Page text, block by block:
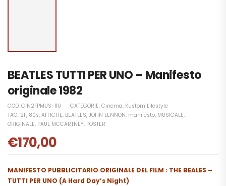
BEATLES TUTTI PER UNO – Manifesto
originale 1982
COD: CIN2FPMUS-110 CATEGORIE: Cinema, Kustom Lifestyle
TAG: 2F, 80s, AFFICHE, BEATLES, JOHN LENNON, manifesto, MUSICALE,
ORIGINALE, PAUL MCCARTNEY, POSTER
€170,00
MANIFESTO PUBBLICITARIO ORIGINALE DEL FILM : THE BEALES –
TUTTI PER UNO (A Hard Day’s Night)